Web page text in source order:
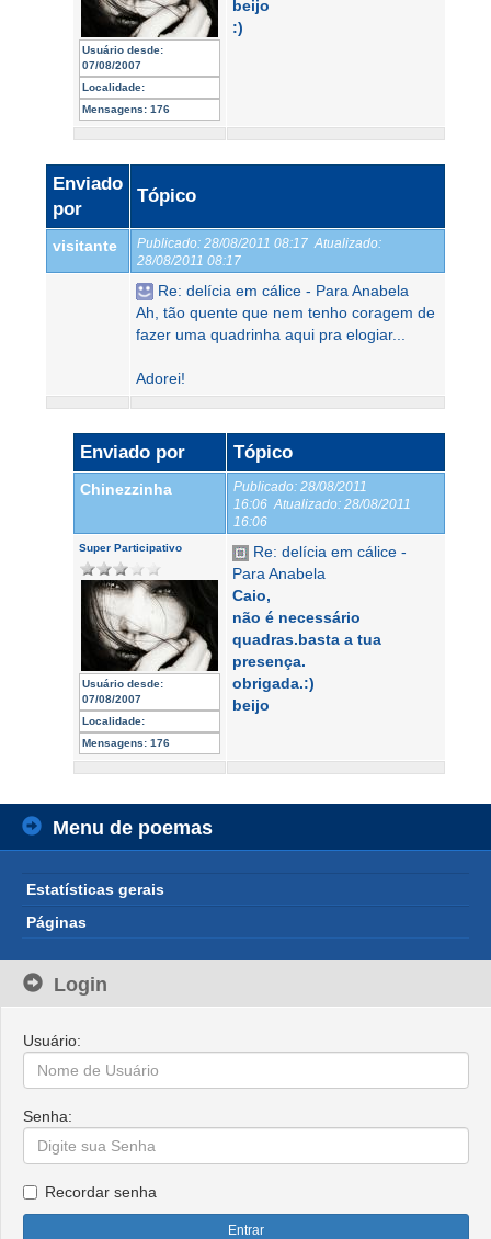
Usuário desde:
07/08/2007
Localidade:
Mensagens: 176
beijo
:)
Enviado
por
Tópico
visitante Publicado: 28/08/2011 08:17 Atualizado:
28/08/2011 08:17
Re: delícia em cálice - Para Anabela
Ah, tão quente que nem tenho coragem de
fazer uma quadrinha aqui pra elogiar...
Adorei!
Enviado por Tópico
Chinezzinha Publicado: 28/08/2011
16:06 Atualizado: 28/08/2011
16:06
Super Participativo
Usuário desde:
07/08/2007
Localidade:
Mensagens: 176
Re: delícia em cálice -
Para Anabela
Caio,
não é necessário
quadras.basta a tua
presença.
obrigada.:)
beijo
Menu de poemas
Estatísticas gerais
Páginas
Login
Usuário:
Senha:
Recordar senha